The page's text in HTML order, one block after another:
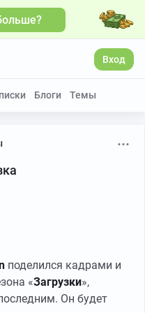
Вход
Блоги Темы
поделился кадрами и
«Загрузки»,
Он будет